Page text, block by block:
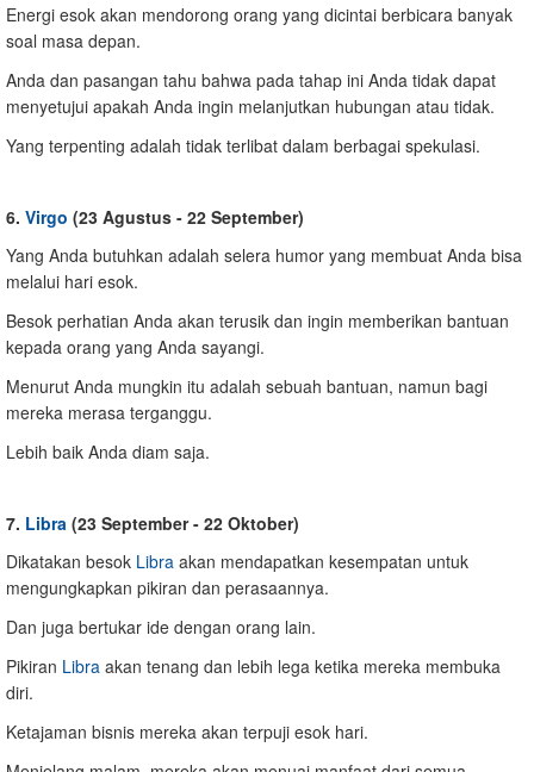
Energi esok akan mendorong orang yang dicintai berbicara banyak
soal masa depan.
Anda dan pasangan tahu bahwa pada tahap ini Anda tidak dapat
menyetujui apakah Anda ingin melanjutkan hubungan atau tidak.
Yang terpenting adalah tidak terlibat dalam berbagai spekulasi.
6. Virgo (23 Agustus - 22 September)
Yang Anda butuhkan adalah selera humor yang membuat Anda bisa
melalui hari esok.
Besok perhatian Anda akan terusik dan ingin memberikan bantuan
kepada orang yang Anda sayangi.
Menurut Anda mungkin itu adalah sebuah bantuan, namun bagi
mereka merasa terganggu.
Lebih baik Anda diam saja.
7. Libra (23 September - 22 Oktober)
Dikatakan besok Libra akan mendapatkan kesempatan untuk
mengungkapkan pikiran dan perasaannya.
Dan juga bertukar ide dengan orang lain.
Pikiran Libra akan tenang dan lebih lega ketika mereka membuka
diri.
Ketajaman bisnis mereka akan terpuji esok hari.